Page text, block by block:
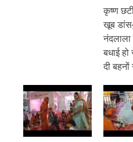
कृष्ण
खूब
नंदलाला
बधाई
दी बहनों